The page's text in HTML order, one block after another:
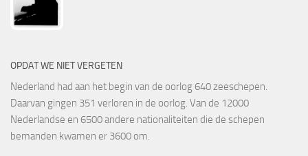
OPDAT WE NIET VERGETEN
Nederland had aan het begin van de oorlog 640 zeeschepen.
Daarvan gingen 351 verloren in de oorlog. Van de 12000
Nederlandse en 6500 andere nationaliteiten die de schepen
bemanden kwamen er 3600 om.